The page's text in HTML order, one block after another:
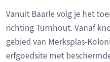
Vanuit Baarle volg je het
richting Turnhout. Vanaf
gebied van Merksplas-
erfgoedsite met